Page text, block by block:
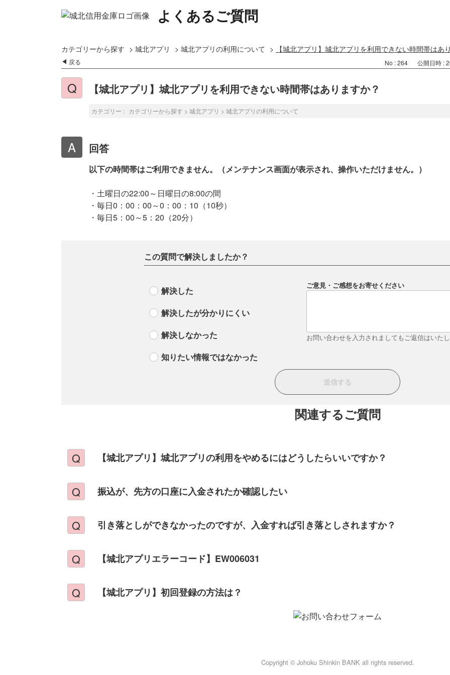
よくあるご質問
カテゴリーから探す > 城北アプリ > 城北アプリの利用について > 【城北アプリ】城北アプリを利用できない時間帯はあ
戻る No : 264 公開日時 :
【城北アプリ】城北アプリを利用できない時間帯はありますか？
カテゴリー : カテゴリーから探す > 城北アプリ > 城北アプリの利用について
回答
以下の時間帯はご利用できません。（メンテナンス画面が表示され、操作いただけません。）
・土曜日の22:00～日曜日の8:00の間
・毎日0：00：00～0：00：10（10秒）
・毎日5：00～5：20（20分）
この質問で解決しましたか？
解決した
解決したが分かりにくい
解決しなかった
知りたい情報ではなかった
ご意見・ご感想をお寄せください
お問い合わせを入力されましてもご返信はいた
関連するご質問
【城北アプリ】城北アプリの利用をやめるにはどうしたらいいですか？
振込が、先方の口座に入金されたか確認したい
引き落としができなかったのですが、入金すれば引き落としされますか？
【城北アプリエラーコード】EW006031
【城北アプリ】初回登録の方法は？
Copyright © Johoku Shinkin BANK all rights reserved.